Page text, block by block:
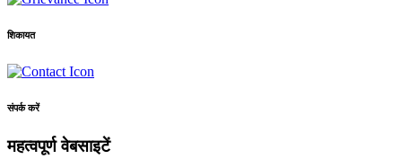
शिकायत
संपर्क करें
महत्वपूर्ण वेबसाइटें